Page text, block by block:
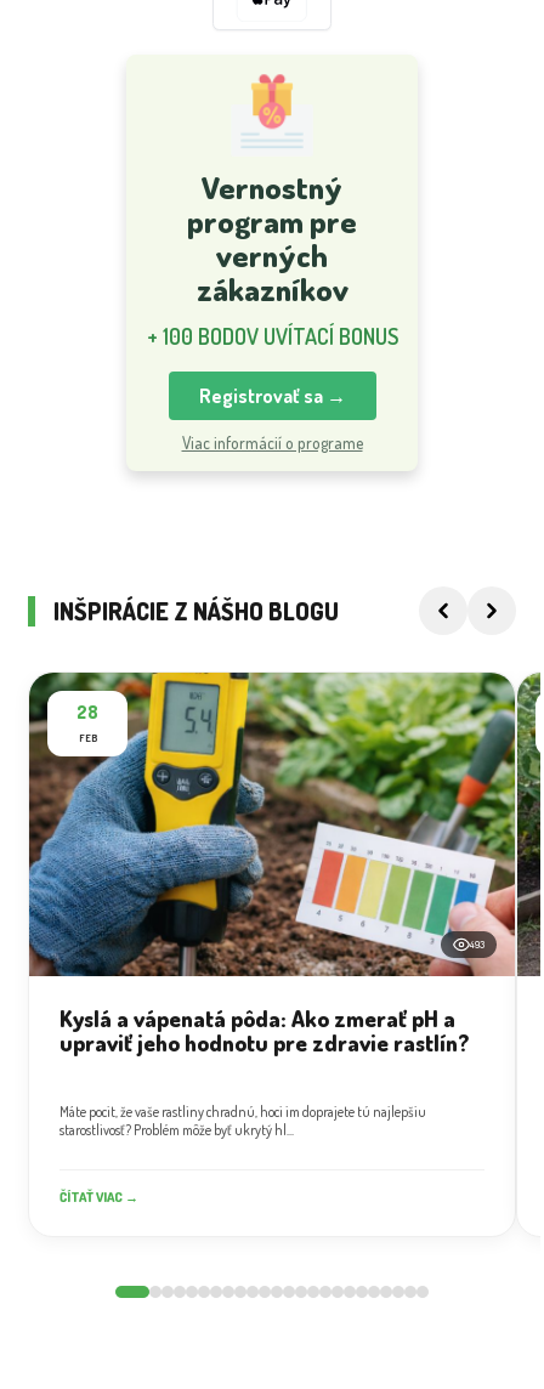
Vernostný
program pre
verných
zákazníkov
+ 100 BODOV UVÍTACÍ BONUS
Registrovať sa →
Viac informácií o programe
INŠPIRÁCIE Z NÁŠHO BLOGU
28
FEB
493
Kyslá a vápenatá pôda: Ako zmerať pH a
upraviť jeho hodnotu pre zdravie rastlín?
Máte pocit, že vaše rastliny chradnú, hoci im doprajete tú najlepšiu
starostlivosť? Problém môže byť ukrytý hl...
ČÍTAŤ VIAC →